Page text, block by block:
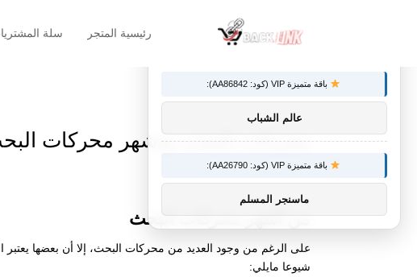
رئيسية المتجر سلة
محركات البحث واشهر محركات
من أشهر محركات البحث
على الرغم من وجود العديد من محركات البحث، إلا أن بعضها
شيوعا مايلي:
باقة متميزة VIP (كود: AA86842):
عالم الشباب
باقة متميزة VIP (كود: AA26790):
ماسنجر المسلم